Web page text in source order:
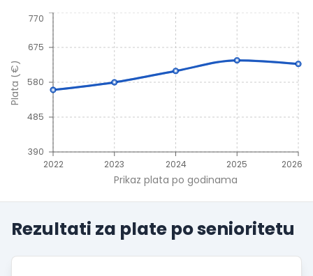
2022 2023 2024 2025 2026
Prikaz plata po godinama
390
485
580
675
770
Plata (€)
Rezultati za plate posenioritetu